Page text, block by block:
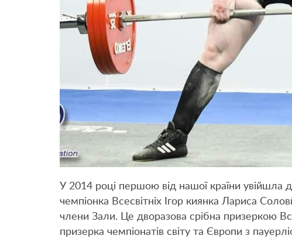
У 2014 році першою від нашої країни увійшла
чемпіонка Всесвітніх Ігор киянка Лариса
члени Зали. Це дворазова срібна призеркою
призерка чемпіонатів світу та Європи з